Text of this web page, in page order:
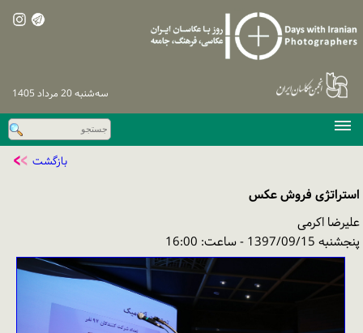
سه‌شنبه 20 مرداد 1405
اخبار
نشست‌های تخصصی
نظرسنجی
بازگشت
استراتژی فروش عکس
علیرضا اکرمی
پنجشنبه 1397/09/15 - ساعت: 16:00